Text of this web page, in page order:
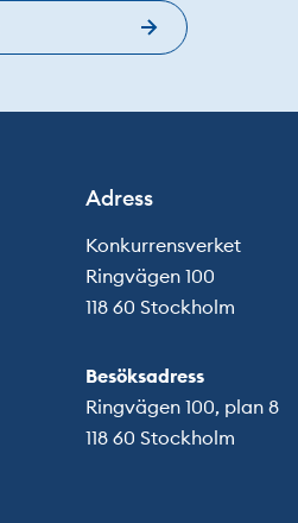
Adress
Konkurrensverket
Ringvägen 100
118 60 Stockholm
Besöksadress
Ringvägen 100, plan 8
118 60 Stockholm